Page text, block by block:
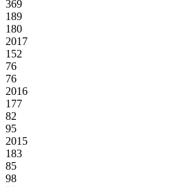
369
189
180
2017
152
76
76
2016
177
82
95
2015
183
85
98